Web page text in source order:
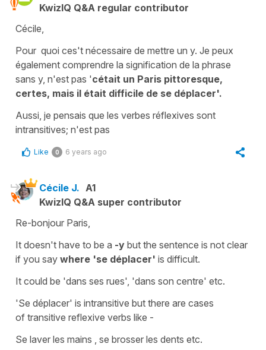
KwizIQ Q&A regular contributor
Cécile,
Pour quoi ces't nécessaire de mettre un y. Je peux
également comprendre la signification de la phrase
sans y, n'est pas 'cétait un Paris pittoresque,
certes, mais il était difficile de se déplacer'.
Aussi, je pensais que les verbes réflexives sont
intransitives; n'est pas
Like 0 6 years ago
Cécile J. A1
KwizIQ Q&A super contributor
Re-bonjour Paris,
It doesn't have to be a -y but the sentence is not clear
if you say where 'se déplacer' is difficult.
It could be 'dans ses rues' 'dans son centre' etc.
'Se déplacer' is intransitive but there are cases
of transitive reflexive verbs like -
Se laver les mains , se brosser les dents etc.